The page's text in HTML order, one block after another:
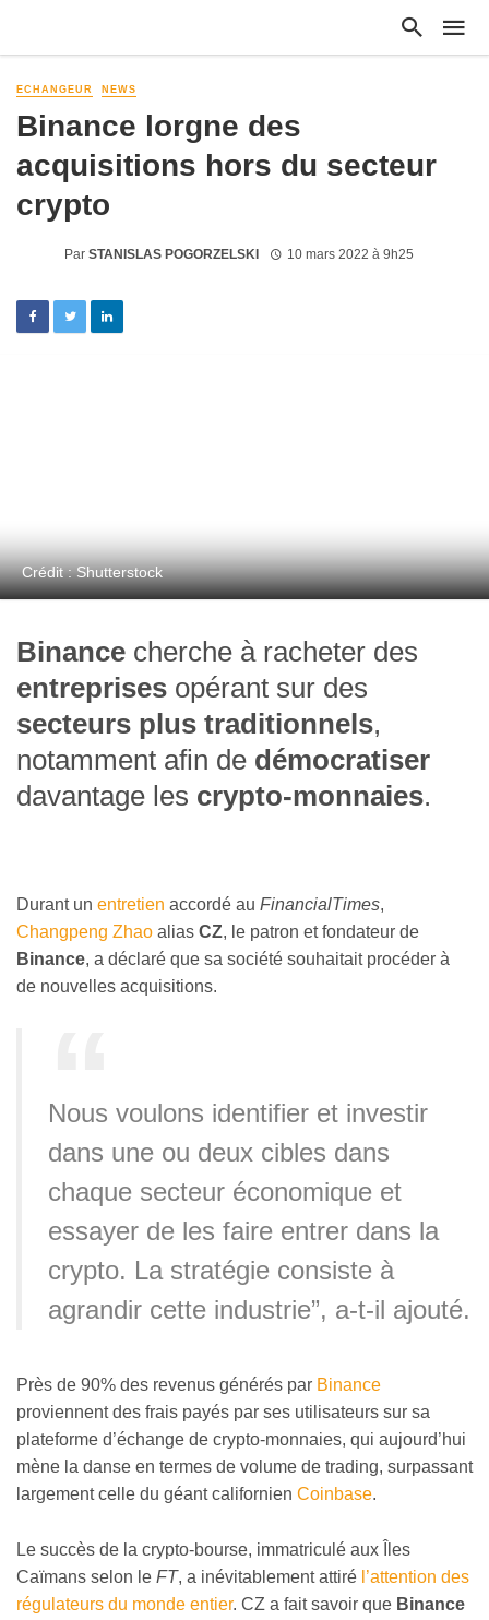
ECHANGEUR NEWS
Binance lorgne des
acquisitions hors du secteur
crypto
Par STANISLAS POGORZELSKI 10 mars 2022 à 9h25
Crédit : Shutterstock
Binance cherche à racheter des
entreprises opérant sur des
secteurs plus traditionnels,
notamment afin de démocratiser
davantage les crypto-monnaies.
Durant un entretien accordé au FinancialTimes,
Changpeng Zhao alias CZ, le patron et fondateur de
Binance, a déclaré que sa société souhaitait procéder à
de nouvelles acquisitions.
Nous voulons identifier et investir
dans une ou deux cibles dans
chaque secteur économique et
essayer de les faire entrer dans la
crypto. La stratégie consiste à
agrandir cette industrie”, a-t-il ajouté.
Près de 90% des revenus générés par Binance
proviennent des frais payés par ses utilisateurs sur sa
plateforme d’échange de crypto-monnaies, qui aujourd’hui
mène la danse en termes de volume de trading, surpassant
largement celle du géant californien Coinbase.
Le succès de la crypto-bourse, immatriculé aux Îles
Caïmans selon le FT, a inévitablement attiré l’attention des
régulateurs du monde entier. CZ a fait savoir que Binance